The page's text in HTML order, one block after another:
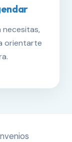
orientarte